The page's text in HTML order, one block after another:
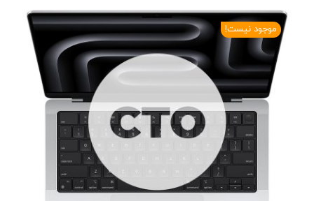
موجود نیست!